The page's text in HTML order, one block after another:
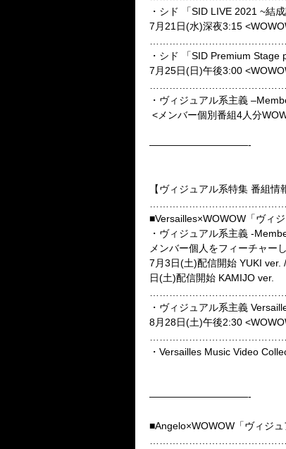
・シド 「SID LIVE 2021 ~結
7月21日(水)深夜3:15
・シド 「SID Premium Stage
7月25日(日)午後3:00
・ヴィジュアル系主義
<メンバー個別番組4人分
——————————-
【ヴィジュアル系特集 番組情
■Versailles×WOWOW「ヴィ
・ヴィジュアル系主義 -
メンバー個人をフィーチャー
7月3日(土)配信開始 YUKI ver.
日(土)配信開始 KAMIJO ver.
・ヴィジュアル系主義
8月28日(土)午後2:30
・Versailles Music Video
——————————-
■Angelo×WOWOW「ヴィジ